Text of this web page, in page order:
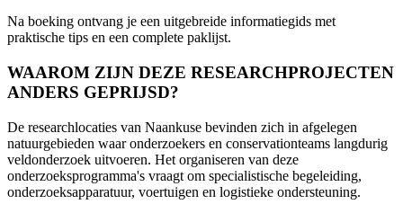
Na boeking ontvang je een uitgebreide informatiegids met
praktische tips en een complete paklijst.
WAAROM ZIJN DEZE RESEARCHPROJECTEN
ANDERS GEPRIJSD?
De researchlocaties van Naankuse bevinden zich in afgelegen
natuurgebieden waar onderzoekers en conservationteams langdurig
veldonderzoek uitvoeren. Het organiseren van deze
onderzoeksprogramma's vraagt om specialistische begeleiding,
onderzoeksapparatuur, voertuigen en logistieke ondersteuning.